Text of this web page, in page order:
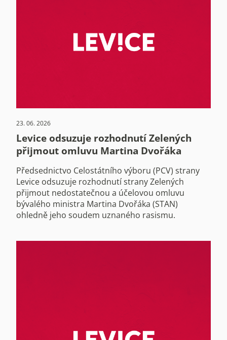
23. 06. 2026
Levice odsuzuje rozhodnutí Zelených
přijmout omluvu Martina Dvořáka
Předsednictvo Celostátního výboru (PCV) strany
Levice odsuzuje rozhodnutí strany Zelených
přijmout nedostatečnou a účelovou omluvu
bývalého ministra Martina Dvořáka (STAN)
ohledně jeho soudem uznaného rasismu.